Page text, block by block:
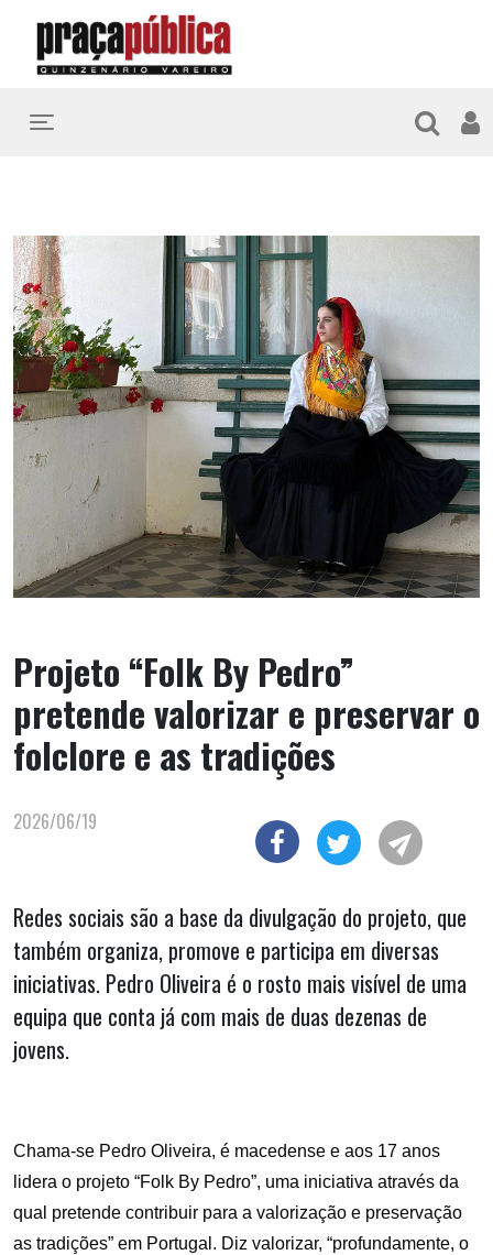
Toggle navigation
Projeto “Folk By Pedro”
pretende valorizar e preservar o
folclore e as tradições
2026/06/19
Redes sociais são a base da divulgação do projeto, que
também organiza, promove e participa em diversas
iniciativas. Pedro Oliveira é o rosto mais visível de uma
equipa que conta já com mais de duas dezenas de
jovens.
Chama-se Pedro Oliveira, é macedense e aos 17 anos
lidera o projeto “Folk By Pedro”, uma iniciativa através da
qual pretende contribuir para a valorização e preservação
as tradições” em Portugal. Diz valorizar, “profundamente, o